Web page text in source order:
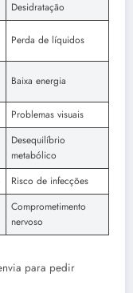
Desidratação
Perda de líquidos
Baixa energia
Problemas visuais
Desequilíbrio
metabólico
Risco de infecções
Comprometimento
nervoso
para pedir